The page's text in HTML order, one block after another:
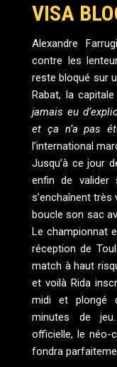
VISA
Alexandre
contre les
reste bloqué sur
Rabat, la
jamais eu
et ça n’a pas
l’international
Jusqu’à ce jour
enfin de valider
s’enchaînent très
boucle son sac
Le championnat
réception de
match à haut
et voilà Rida
midi et plongé
minutes de
officielle, le néo-
fondra